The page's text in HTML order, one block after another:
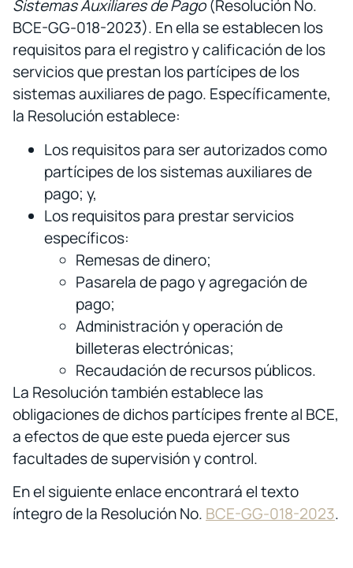
Sistemas Auxiliares de Pago(Resolución No.
BCE-GG-018-2023). En ella se establecen los
requisitos para el registro y calificación de los
servicios que prestan los partícipes de los
sistemas auxiliares de pago. Específicamente,
la Resolución establece:
Los requisitos para ser autorizados como
partícipes de los sistemas auxiliares de
pago; y,
Los requisitos para prestar servicios
específicos:
Remesas de dinero;
Pasarela de pago y agregación de
pago;
Administración y operación de
billeteras electrónicas;
Recaudación de recursos públicos.
La Resolución también establece las
obligaciones de dichos partícipes frente al BCE,
a efectos de que este pueda ejercer sus
facultades de supervisión y control.
En el siguiente enlace encontrará el texto
íntegro de la Resolución No. BCE-GG-018-2023.